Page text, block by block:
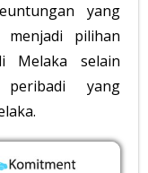
yang
menjadi pilihan
Melaka selain
yang